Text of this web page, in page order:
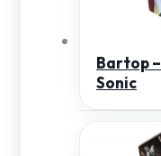
Bartop –
Sonic